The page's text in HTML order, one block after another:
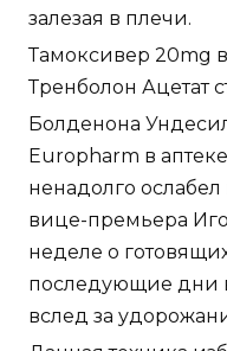
залезая в плечи.
Тамоксивер 20mg
Тренболон Ацетат
Болденона
Europharm в
ненадолго
вице-премьера
неделе о
последующие дни
вслед за